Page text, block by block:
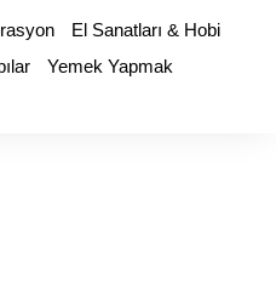
El Sanatları & Hobi
Yemek Yapmak